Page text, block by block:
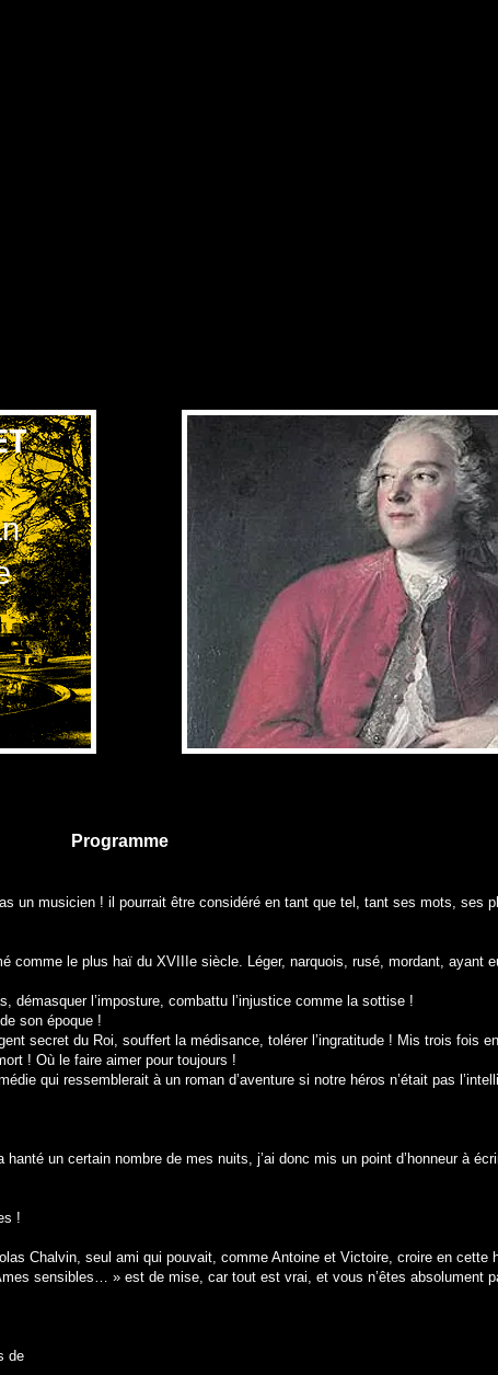
Programme
un musicien ! il pourrait être considéré en tant que tel, tant ses mots, ses
comme le plus haï du XVIIIe siècle. Léger, narquois, rusé, mordant, ayant
démasquer l’imposture, combattu l’injustice comme la sottise !
son époque !
secret du Roi, souffert la médisance, tolérer l’ingratitude ! Mis trois fois
! Où le faire aimer pour toujours !
qui ressemblerait à un roman d’aventure si notre héros n’était pas
un certain nombre de mes nuits, j’ai donc mis un point d’honneur à
!
Chalvin, seul ami qui pouvait, comme Antoine et Victoire, croire en cette
sensibles… » est de mise, car tout est vrai, et vous n’êtes absolument
de